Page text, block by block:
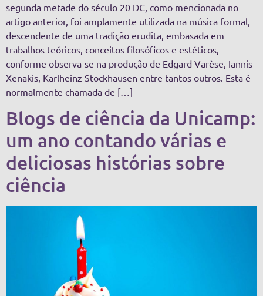
segunda metade do século 20 DC, como mencionada no
artigo anterior, foi amplamente utilizada na música formal,
descendente de uma tradição erudita, embasada em
trabalhos teóricos, conceitos filosóficos e estéticos,
conforme observa-se na produção de Edgard Varèse, Iannis
Xenakis, Karlheinz Stockhausen entre tantos outros. Esta é
normalmente chamada de […]
Blogs de ciência da Unicamp:
um ano contando várias e
deliciosas histórias sobre
ciência